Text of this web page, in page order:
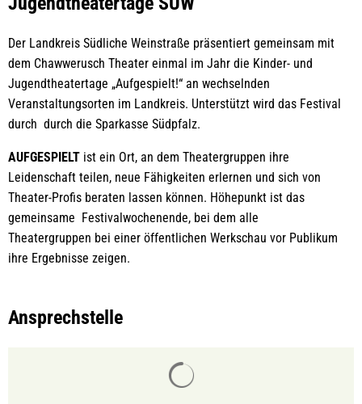
Der Landkreis Südliche Weinstraße präsentiert gemeinsam mit
dem Chawwerusch Theater einmal im Jahr die Kinder- und
Jugendtheatertage „Aufgespielt!“ an wechselnden
Veranstaltungsorten im Landkreis. Unterstützt wird das Festival
durch durch die Sparkasse Südpfalz.
AUFGESPIELT ist ein Ort, an dem Theatergruppen ihre
Leidenschaft teilen, neue Fähigkeiten erlernen und sich von
Theater-Profis beraten lassen können. Höhepunkt ist das
gemeinsame Festivalwochenende, bei dem alle
Theatergruppen bei einer öffentlichen Werkschau vor Publikum
ihre Ergebnisse zeigen.
Ansprechstelle